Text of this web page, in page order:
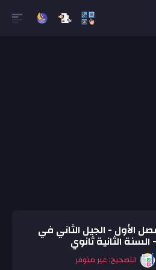
رقم 15 - الفصل الأول - الجيل الثاني في
الثانية ثانوي
التصحيح: غير متوفر